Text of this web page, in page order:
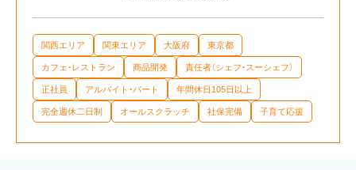
関西エリア 関東エリア 大阪府 東京都
カフェ・レストラン 商品開発 責任者（シェフ・スーシェフ）
正社員 アルバイト・パート 年間休日105日以上
完全週休二日制 オールスクラッチ 社保完備 子育て応援